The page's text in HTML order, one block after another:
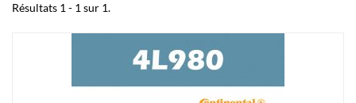
Résultats 1 - 1 sur 1.